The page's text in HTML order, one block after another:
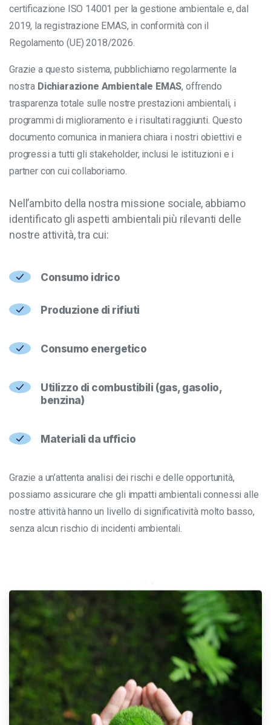
certificazione ISO 14001 per la gestione ambientale e, dal
2019, la registrazione EMAS, in conformità con il
Regolamento (UE) 2018/2026.
Grazie a questo sistema, pubblichiamo regolarmente la
nostra Dichiarazione Ambientale EMAS, offrendo
trasparenza totale sulle nostre prestazioni ambientali, i
programmi di miglioramento e i risultati raggiunti. Questo
documento comunica in maniera chiara i nostri obiettivi e
progressi a tutti gli stakeholder, inclusi le istituzioni e i
partner con cui collaboriamo.
Nell’ambito della nostra missione sociale, abbiamo
identificato gli aspetti ambientali più rilevanti delle
nostre attività, tra cui:
Consumo idrico
Produzione di rifiuti
Consumo energetico
Utilizzo di combustibili (gas, gasolio,
benzina)
Materiali da ufficio
Grazie a un’attenta analisi dei rischi e delle opportunità,
possiamo assicurare che gli impatti ambientali connessi alle
nostre attività hanno un livello di significatività molto basso,
senza alcun rischio di incidenti ambientali.